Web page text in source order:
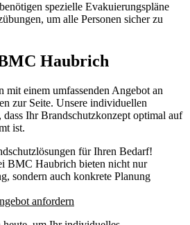
spezielle Evakuierungspläne
um alle Personen sicher zu
Haubrich
einem umfassenden Angebot an
zur Seite. Unsere individuellen
Ihr Brandschutzkonzept optimal auf
ist.
für Ihren Bedarf!
BMC Haubrich bieten nicht nur
sondern auch konkrete Planung
anfordern